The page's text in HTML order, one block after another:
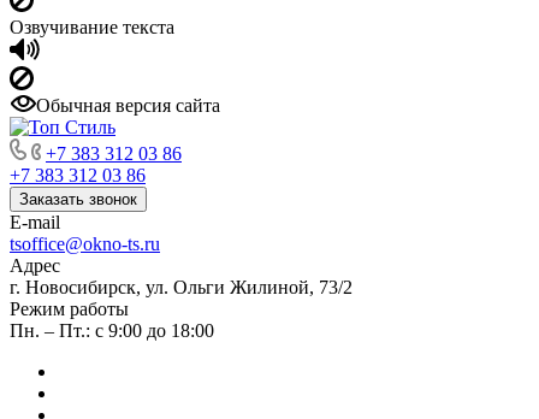
Озвучивание текста
Обычная версия сайта
+7 383 312 03 86
+7 383 312 03 86
Заказать звонок
E-mail
tsoffice@okno-ts.ru
Адрес
г. Новосибирск, ул. Ольги Жилиной, 73/2
Режим работы
Пн. – Пт.: с 9:00 до 18:00